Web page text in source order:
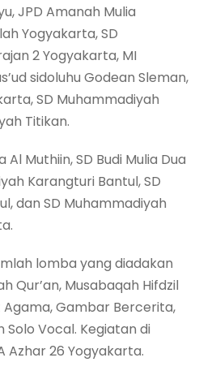
JPD Amanah Mulia
Yogyakarta, SD
2 Yogyakarta, MI
sidoluhu Godean Sleman,
SD Muhammadiyah
Titikan.
Al Muthiin, SD Budi Mulia Dua
Karangturi Bantul, SD
dan SD Muhammadiyah
lomba yang diadakan
Qur’an, Musabaqah Hifdzil
Agama, Gambar Bercerita,
Solo Vocal. Kegiatan di
Azhar 26 Yogyakarta.